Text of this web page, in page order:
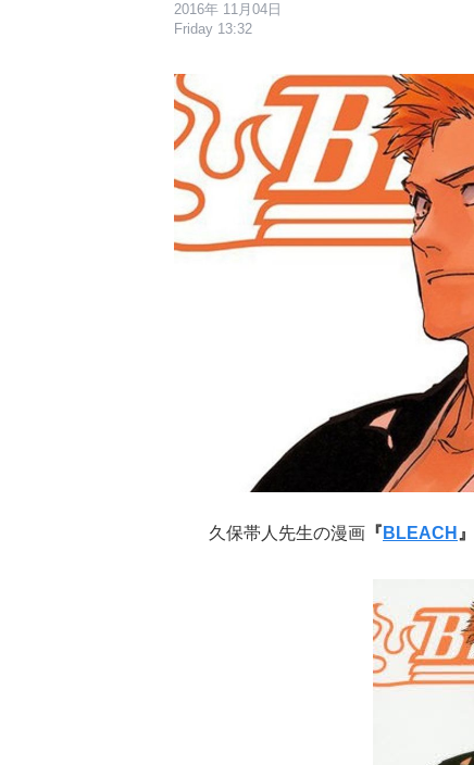
2016年 11月04日
Friday 13:32
久保帯人先生の漫画 『 BLEACH 』